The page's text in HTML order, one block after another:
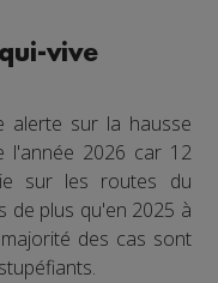
vive
alerte sur la hausse
l'année 2026 car 12
sur les routes du
de plus qu'en 2025 à
des cas sont